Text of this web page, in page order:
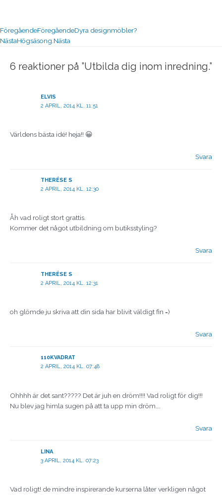
FöregåendeFöregåendeDyra designmöbler?
NästaHögsäsong.Nästa
6 reaktioner på ”Utbilda dig inom inredning.”
ELVIS
2 APRIL, 2014 KL. 11:51
Världens bästa idé! heja!! 😀
Svara
THERÉSE S
2 APRIL, 2014 KL. 12:30
Åh vad roligt stort grattis.
Kommer det något utbildning om butiksstyling?
Svara
THERÉSE S
2 APRIL, 2014 KL. 12:31
oh glömde ju skriva att din sida har blivit väldigt fin =)
Svara
110KVADRAT
2 APRIL, 2014 KL. 07:48
Ohhhh är det sant????? Det är juh en dröm!!!! Vad roligt för dig!!!
Nu blev jag himla sugen på att ta upp min dröm….
Svara
LINA
3 APRIL, 2014 KL. 07:23
Vad roligt! de mindre inspirerande kurserna låter verkligen något